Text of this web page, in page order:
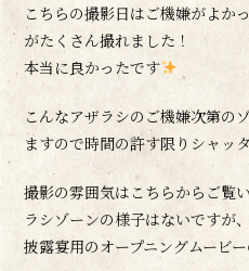
こちらの撮影日はご機嫌がよか
がたくさん撮れました！
本当に良かったです
こんなアザラシのご機嫌次第の
ますので時間の許す限りシャッ
撮影の雰囲気はこちらからご覧
ラシゾーンの様子はないですが、
披露宴用のオープニングムービ